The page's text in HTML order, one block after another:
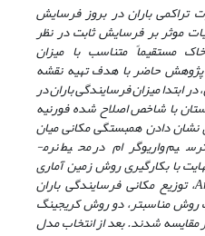
تراکمی باران در بروز فرسایش
موثر بر فرسایش ثابت در نظر
مستقیماً متناسب با میزان
پژوهش حاضر با هدف تهیه نقشه
ابتدا میزان فرسایندگی باران در
دادن همبستگی مکانی میان
واریوگرام در محیط نرم­
با بکارگیری روش زمین آماری
، توزیع مکانی فرسایندگی باران
روش مناسب­تر، دو روش کریجینگ
مقایسه شدند.بعد از انتخاب مدل